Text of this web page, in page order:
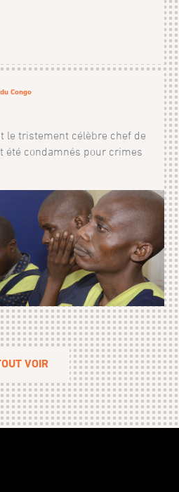
Congo
le tristement célèbre chef de
été condamnés pour crimes
VOIR